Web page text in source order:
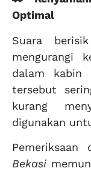
Optimal
Suara
mengurangi
dalam kabin
tersebut
kurang
digunakan
Pemeriksaan
Bekasi